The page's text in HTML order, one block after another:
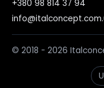
+380 98 814 37 94
© 2018 - 2026